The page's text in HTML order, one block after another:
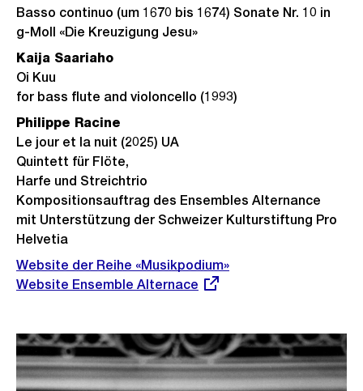
Basso continuo (um 1670 bis 1674) Sonate Nr. 10 in
g-Moll «Die Kreuzigung Jesu»
Kaija Saariaho
Oi Kuu
for bass flute and violoncello (1993)
Philippe Racine
Le jour et la nuit (2025) UA
Quintett für Flöte,
Harfe und Streichtrio
Kompositionsauftrag des Ensembles Alternance
mit Unterstützung der Schweizer Kulturstiftung Pro
Helvetia
Website der Reihe «Musikpodium»
Externer
Website Ensemble Alternace